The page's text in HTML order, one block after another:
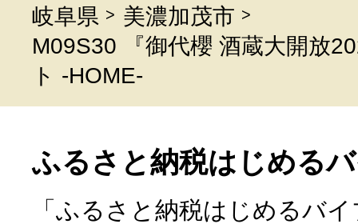
岐阜県
美濃加茂市
M09S30 『御代櫻 酒蔵大開放
ト -HOME-
ふるさと納税はじめる
「ふるさと納税はじめるバ